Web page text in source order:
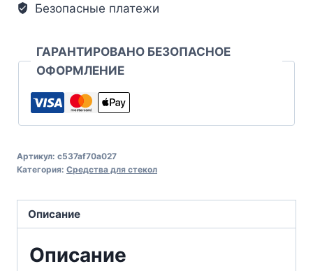
Безопасные платежи
ГАРАНТИРОВАНО БЕЗОПАСНОЕ
ОФОРМЛЕНИЕ
Артикул: c537af70a027
Категория: Средства для стекол
Описание
Описание